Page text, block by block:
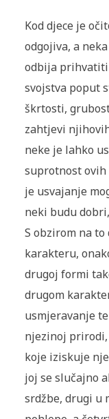
Kod djece je
odgojiva, a
odbija prihvatiti
svojstva poput
škrtosti,
zahtjevi
neke je lahko
suprotnost ovih
je usvajanje
neki budu
S obzirom na
karakteru,
drugoj formi
drugom
usmjeravanje
njezinoj
koje iziskuje
joj se slučajno
srdžbe, drugi u